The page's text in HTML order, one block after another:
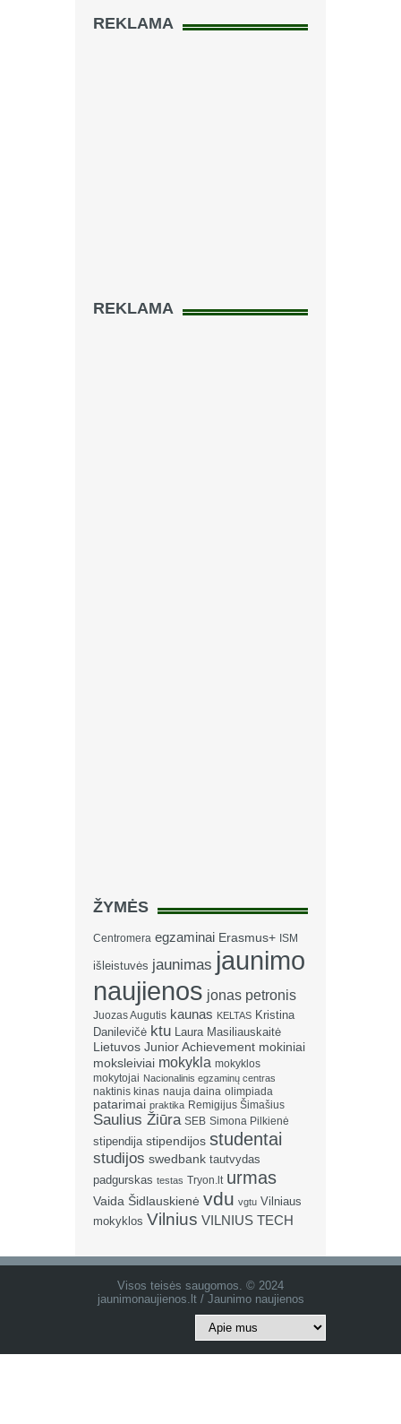
REKLAMA
REKLAMA
ŽYMĖS
Centromera egzaminai Erasmus+ ISM
išleistuvės jaunimas jaunimo
naujienos jonas petronis
Juozas Augutis kaunas KELTAS Kristina
Danilevičė ktu Laura Masiliauskaitė
Lietuvos Junior Achievement mokiniai
moksleiviai mokykla mokyklos
mokytojai Nacionalinis egzaminų centras
naktinis kinas nauja daina olimpiada
patarimai praktika Remigijus Šimašius
Saulius Žiūra SEB Simona Pilkienė
stipendija stipendijos studentai
studijos swedbank tautvydas
padgurskas testas Tryon.lt urmas
Vaida Šidlauskienė vdu vgtu Vilniaus
mokyklos Vilnius VILNIUS TECH
Visos teisės saugomos. © 2024
jaunimonaujienos.lt / Jaunimo naujienos